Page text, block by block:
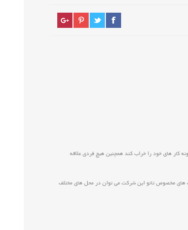
کار های خود را خراب کند همچنین هیچ فردی علاقه
های مخصوص تاتو این شرکت می توان در محل های مختلف